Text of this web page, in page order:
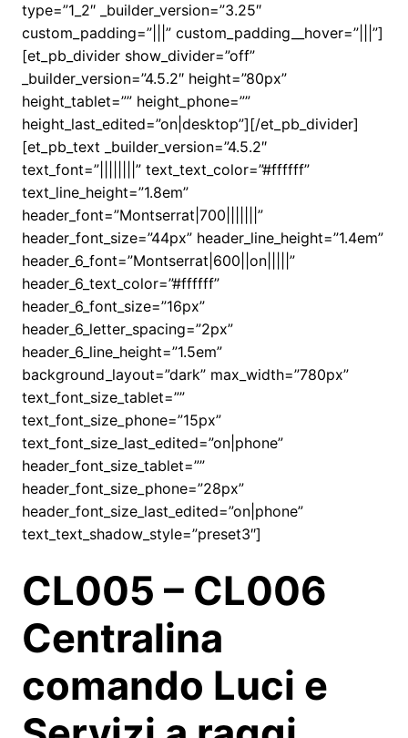
type=”1_2″ _builder_version=”3.25″
custom_padding=”|||” custom_padding__hover=”|||”]
[et_pb_divider show_divider=”off”
_builder_version=”4.5.2″ height=”80px”
height_tablet=”” height_phone=””
height_last_edited=”on|desktop”][/et_pb_divider]
[et_pb_text _builder_version=”4.5.2″
text_font=”||||||||” text_text_color=”#ffffff”
text_line_height=”1.8em”
header_font=”Montserrat|700|||||||”
header_font_size=”44px” header_line_height=”1.4em”
header_6_font=”Montserrat|600||on|||||”
header_6_text_color=”#ffffff”
header_6_font_size=”16px”
header_6_letter_spacing=”2px”
header_6_line_height=”1.5em”
background_layout=”dark” max_width=”780px”
text_font_size_tablet=””
text_font_size_phone=”15px”
text_font_size_last_edited=”on|phone”
header_font_size_tablet=””
header_font_size_phone=”28px”
header_font_size_last_edited=”on|phone”
text_text_shadow_style=”preset3″]
CL005 – CL006
Centralina
comando Luci e